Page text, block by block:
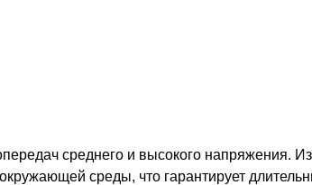
среднего и высокого напряжения.
среды, что гарантирует